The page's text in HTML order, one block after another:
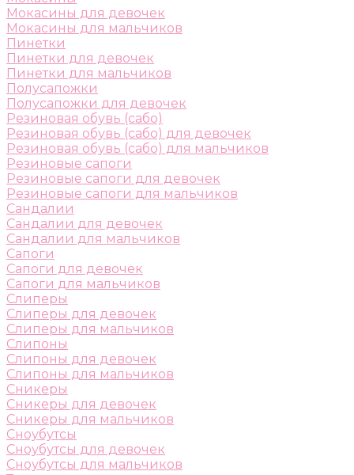
Мокасины для девочек
Мокасины для мальчиков
Пинетки
Пинетки для девочек
Пинетки для мальчиков
Полусапожки
Полусапожки для девочек
Резиновая обувь (сабо)
Резиновая обувь (сабо) для девочек
Резиновая обувь (сабо) для мальчиков
Резиновые сапоги
Резиновые сапоги для девочек
Резиновые сапоги для мальчиков
Сандалии
Сандалии для девочек
Сандалии для мальчиков
Сапоги
Сапоги для девочек
Сапоги для мальчиков
Слиперы
Слиперы для девочек
Слиперы для мальчиков
Слипоны
Слипоны для девочек
Слипоны для мальчиков
Сникеры
Сникеры для девочек
Сникеры для мальчиков
Сноубутсы
Сноубутсы для девочек
Сноубутсы для мальчиков